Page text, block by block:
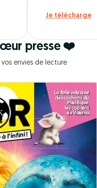
Je télécharge
presse ❤️
envies de lecture